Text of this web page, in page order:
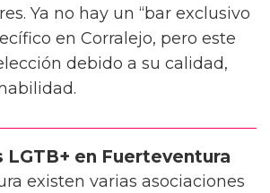
Ya no hay un “bar exclusivo
en Corralejo, pero este
debido a su calidad,
en Fuerteventura
existen varias asociaciones